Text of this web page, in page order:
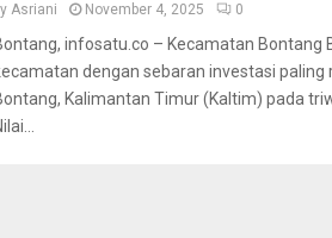
Asriani November 4, 2025 0
infosatu.co – Kecamatan Bontang
dengan sebaran investasi paling
Kalimantan Timur (Kaltim) pada